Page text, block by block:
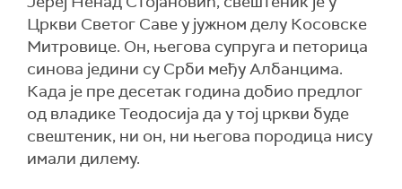
Цркви Светог Саве у јужном делу Косовске
Митровице. Он, његова супруга и петорица
синова једини су Срби међу Албанцима.
Када је пре десетак година добио предлог
од владике Теодосија да у тој цркви буде
свештеник, ни он, ни његова породица нису
имали дилему.